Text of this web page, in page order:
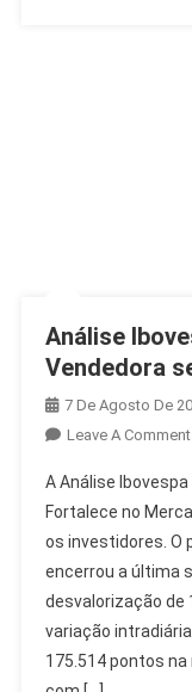
Análise
Vendedora
7 De Agosto De
Leave A Comment
A Análise
Fortalece no
os investidores. O
encerrou a última
desvalorização de
variação
175.514 pontos